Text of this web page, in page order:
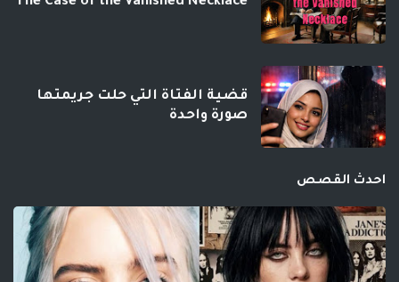
قضية الفتاة التي حلت جريمتها
صورة واحدة
احدث القصص